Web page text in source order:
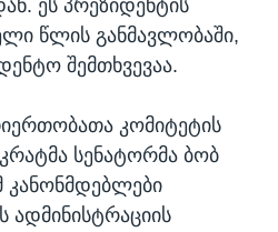
ეს პრეზიდენტის
წლის განმავლობაში,
შემთხვევაა.
კომიტეტის
სენატორმა ბობ
კანონმდებლები
ადმინისტრაციის